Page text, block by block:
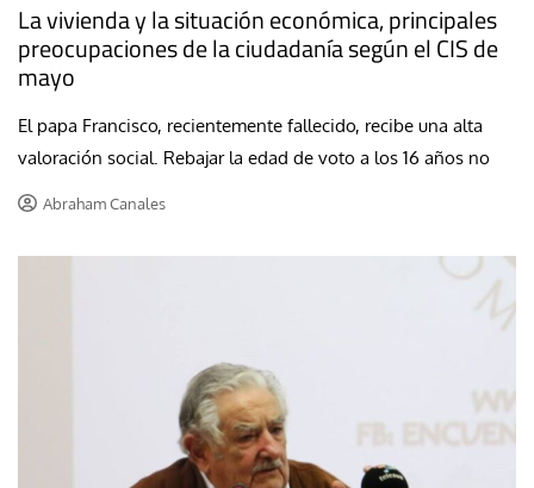
La vivienda y la situación económica, principales
preocupaciones de la ciudadanía según el CIS de
mayo
El papa Francisco, recientemente fallecido, recibe una alta
valoración social. Rebajar la edad de voto a los 16 años no
Abraham Canales